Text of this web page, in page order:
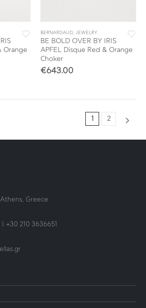
Orange
BERNARDAUD, JEWELRY
BE BOLD OVER BY IRIS
APFEL Disque Red & Orange
Choker
€643.00
1 2
Athens, Greece
+30 210 3636651